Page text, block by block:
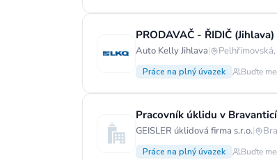
PRODAVAČ - ŘIDIČ (Jihlava)
Auto Kelly Jihlava|
Práce na plný úvazek Buďte
Pracovník úklidu v
GEISLER úklidová firma s.r.o.|
Práce na plný úvazek Buďte